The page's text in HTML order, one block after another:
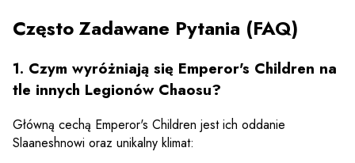
Często Zadawane Pytania (FAQ)
1. Czym wyróżniają się Emperor's Children na
tle innych Legionów Chaosu?
Główną cechą Emperor's Children jest ich oddanie
Slaaneshnowi oraz unikalny klimat: